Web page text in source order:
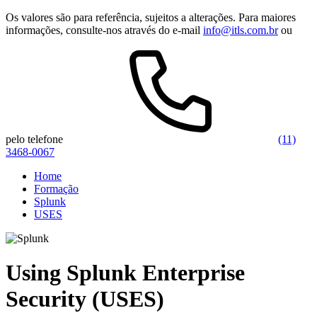
Os valores são para referência, sujeitos a alterações. Para maiores
informações, consulte-nos através do e-mail info@itls.com.brou
pelo telefone
(11)
3468-0067
Home
Formação
Splunk
USES
Using Splunk Enterprise
Security (USES)